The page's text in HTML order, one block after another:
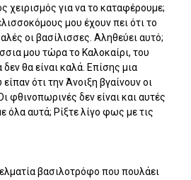
χειρισμός για να το καταφέρουμε;
μου έχουν πει ότι το
οι βασίλισσες. Αληθεύει αυτό;
μου τώρα το Καλοκαίρι, του
θα είναι καλά. Επίσης μια
ότι την Άνοιξη βγαίνουν οι
φθινοπωρινές δεν είναι και αυτές
όλα αυτά; Ρίξτε λίγο φως με τις
βασιλοτρόφο που πουλάει